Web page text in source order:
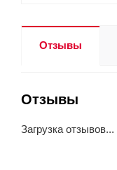
Отзывы
Отзывы
Загрузка отзывов...